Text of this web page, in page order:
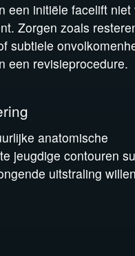
een initiële facelift niet
Zorgen zoals
subtiele
een revisieprocedure.
anatomische
jeugdige contouren
uitstraling willen